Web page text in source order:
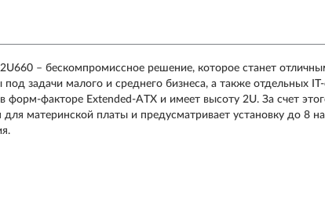
– бескомпромиссное решение, которое станет
задачи малого и среднего бизнеса, а также отдельных
форм-факторе Extended-ATX и имеет высоту 2U. За счет
материнской платы и предусматривает установку до 8